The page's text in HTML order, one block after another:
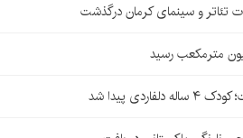
تئاتر و سینمای کرمان درگذشت
پیدا شد